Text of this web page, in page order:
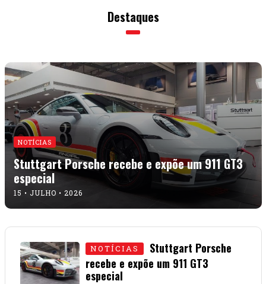
Destaques
NOTÍCIAS
Stuttgart Porsche recebe e expõe um 911 GT3
especial
15 • JULHO • 2026
NOTÍCIAS
Stuttgart Porsche
recebe e expõe um 911 GT3
especial